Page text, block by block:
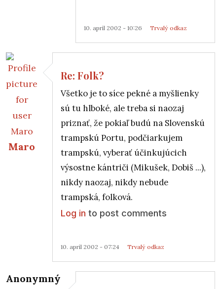
10. apríl 2002 - 10:26 Trvalý odkaz
Maro
Re: Folk?
Všetko je to síce pekné a myšlienky
sú tu hlboké, ale treba si naozaj
priznať, že pokiaľ budú na Slovenskú
trampskú Portu, podčiarkujem
trampskú, vyberať účinkujúcich
výsostne kántriči (Mikušek, Dobiš ...),
nikdy naozaj, nikdy nebude
trampská, folková.
Log in to post comments
10. apríl 2002 - 07:24 Trvalý odkaz
Anonymný